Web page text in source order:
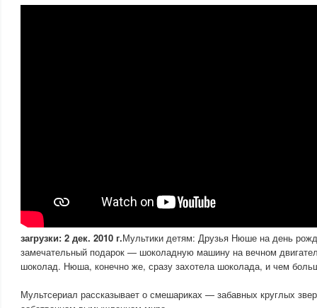
загрузки: 2 дек. 2010 г.Мультики детям: Друзья Нюше на день
замечательный подарок — шоколадную машину на вечном
шоколад. Нюша, конечно же, сразу захотела шоколада, и чем
Мультсериал рассказывает о смешариках — забавных круглых